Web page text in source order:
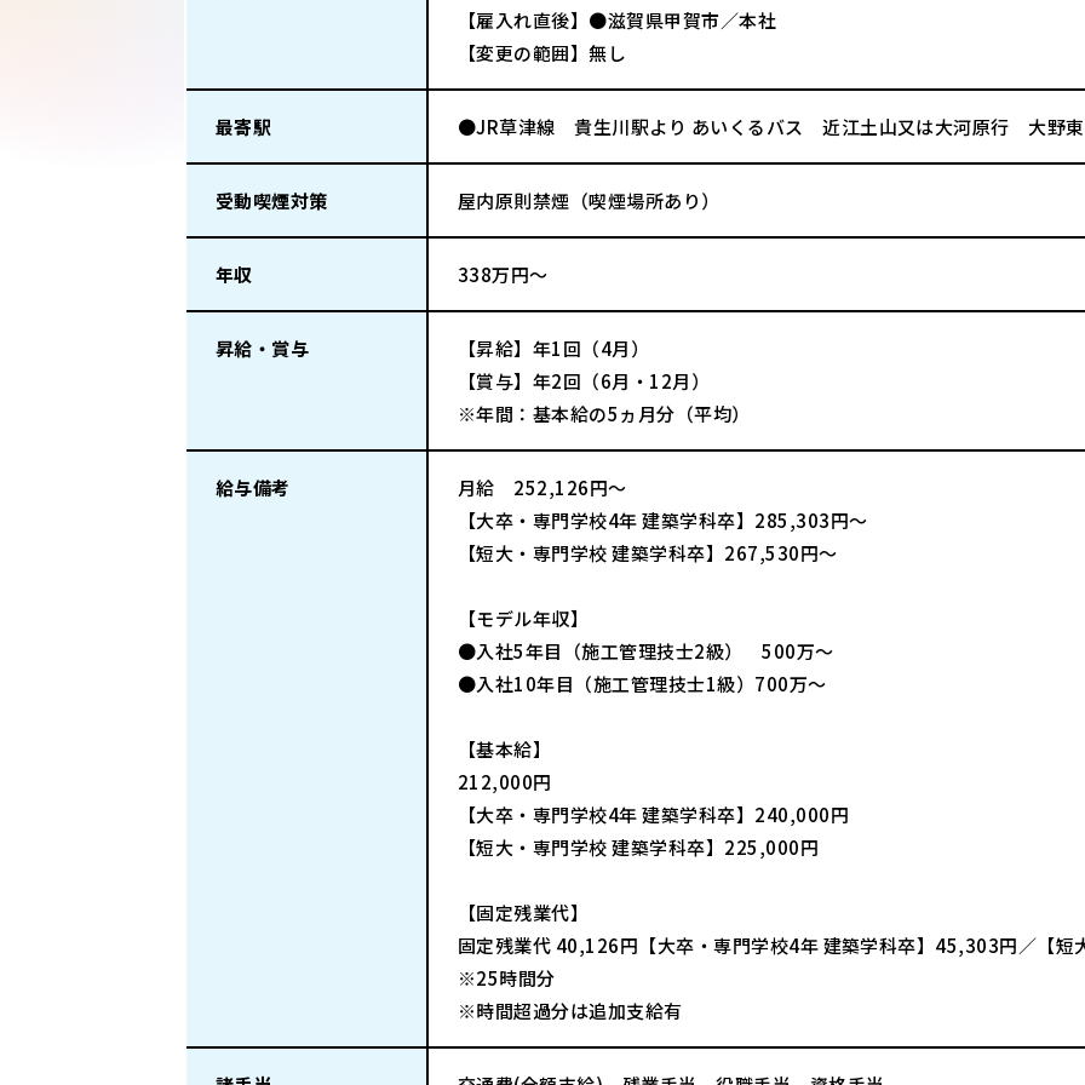
【雇入れ直後】●滋賀県甲賀市／本社
【変更の範囲】無し
最寄駅 ●JR草津線 貴生川駅より あいくるバス 近江土山又は大河原行 大野東
受動喫煙対策 屋内原則禁煙（喫煙場所あり）
年収 338万円～
昇給・賞与
【昇給】年1回（4月）
【賞与】年2回（6月・12月）
※年間：基本給の5ヵ月分（平均）
給与備考
月給 252,126円～
【大卒・専門学校4年 建築学科卒】285,303円～
【短大・専門学校 建築学科卒】267,530円～
【モデル年収】
●入社5年目（施工管理技士2級） 500万～
●入社10年目（施工管理技士1級）700万～
【基本給】
212,000円
【大卒・専門学校4年 建築学科卒】240,000円
【短大・専門学校 建築学科卒】225,000円
【固定残業代】
固定残業代 40,126円【大卒・専門学校4年 建築学科卒】45,303円／【
※25時間分
※時間超過分は追加支給有